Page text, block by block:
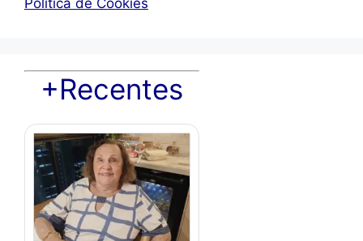
+Recentes